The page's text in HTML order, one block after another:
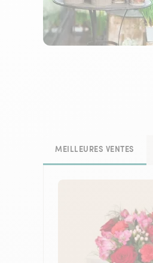
MEILLEURES VENTES